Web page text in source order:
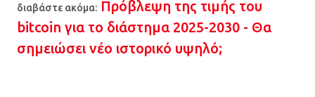
διαβάστε ακόμα: Πρόβλεψη της τιμής του
bitcoin για το διάστημα 2025-2030 - Θα
σημειώσει νέο ιστορικό υψηλό;